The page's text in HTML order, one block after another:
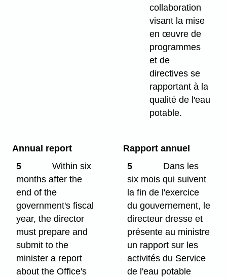
collaboration
visant la mise
en œuvre de
programmes
et de
directives se
rapportant à la
qualité de l'eau
potable.
Annual report
5
Within six
months after the
end of the
government's fiscal
year, the director
must prepare and
submit to the
minister a report
about the Office's
Rapport annuel
5
Dans les
six mois qui suivent
la fin de l'exercice
du gouvernement, le
directeur dresse et
présente au ministre
un rapport sur les
activités du Service
de l'eau potable